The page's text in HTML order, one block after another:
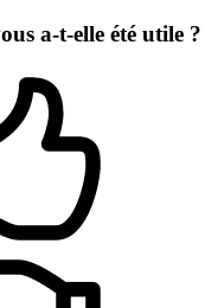
a-t-elle été utile ?